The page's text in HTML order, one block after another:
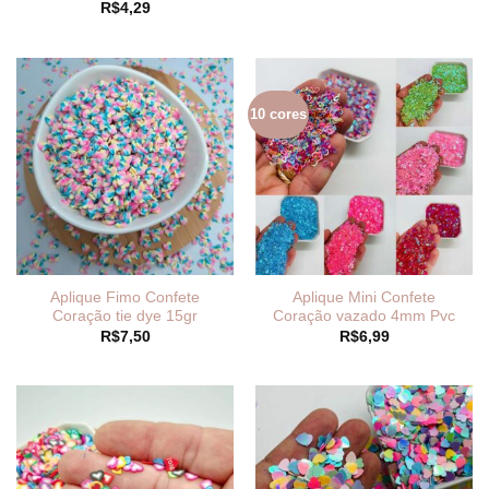
R$4,29
Aplique Fimo Confete
Coração tie dye 15gr
R$7,50
10 cores
Aplique Mini Confete
Coração vazado 4mm Pvc
R$6,99